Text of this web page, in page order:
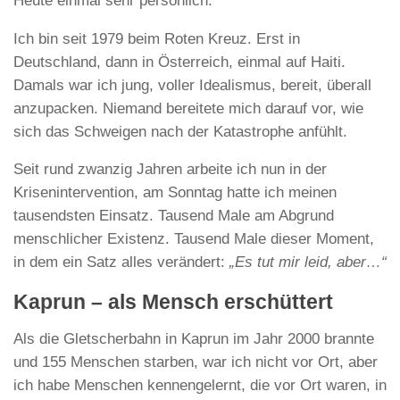
Ich bin seit 1979 beim Roten Kreuz. Erst in
Deutschland, dann in Österreich, einmal auf Haiti.
Damals war ich jung, voller Idealismus, bereit, überall
anzupacken. Niemand bereitete mich darauf vor, wie
sich das Schweigen nach der Katastrophe anfühlt.
Seit rund zwanzig Jahren arbeite ich nun in der
Krisenintervention, am Sonntag hatte ich meinen
tausendsten Einsatz. Tausend Male am Abgrund
menschlicher Existenz. Tausend Male dieser Moment,
in dem ein Satz alles verändert: „Es tut mir leid, aber…“
Kaprun – als Mensch erschüttert
Als die Gletscherbahn in Kaprun im Jahr 2000 brannte
und 155 Menschen starben, war ich nicht vor Ort, aber
ich habe Menschen kennengelernt, die vor Ort waren, in